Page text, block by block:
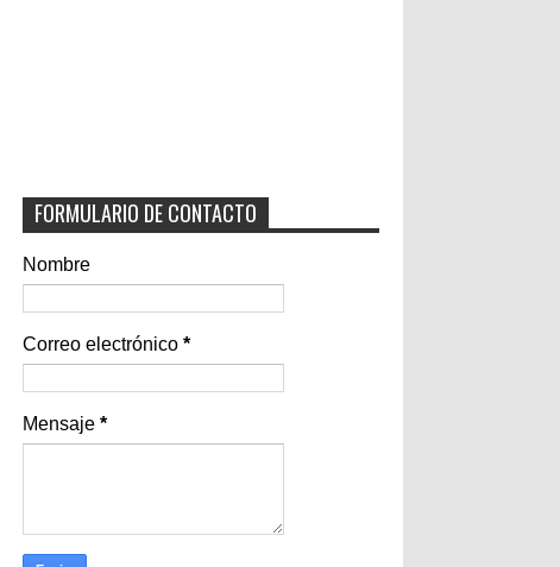
FORMULARIO DE CONTACTO
Nombre
Correo electrónico *
Mensaje *